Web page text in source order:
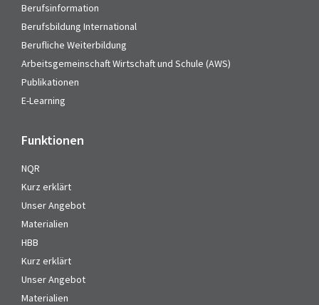
Berufsinformation
Berufsbildung International
Berufliche Weiterbildung
Arbeitsgemeinschaft Wirtschaft und Schule (AWS)
Publikationen
E-Learning
Funktionen
NQR
Kurz erklärt
Unser Angebot
Materialien
HBB
Kurz erklärt
Unser Angebot
Materialien